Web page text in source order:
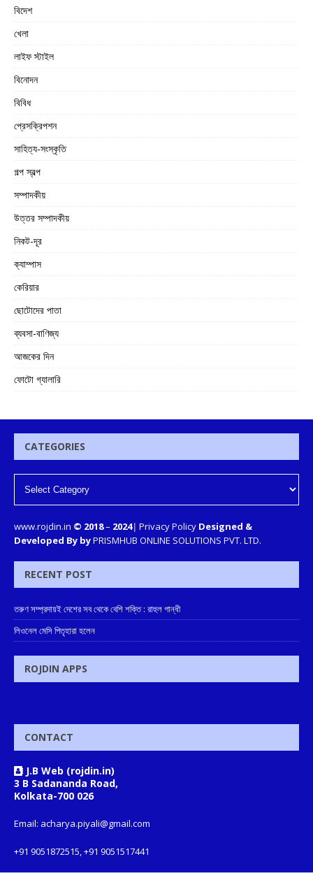
বিদেশ
খেলা
লাইফ স্টাইল
বিনোদন
বিবিধ
প্রেসক্রিপশন
সাহিত্য-সংস্কৃতি
গল্প স্বল্প
সম্পাদকীয়
উত্তর সম্পাদকীয়
নিকট-দূর
ক্যাম্পাস
কেরিয়ার
ছোটোদের পাতা
ব্যবসা-বাণিজ্য
আজকের দিন
ফোটো গ্যালারি
CATEGORIES
www.rojdin.in © 2018– 2024| Privacy Policy Designed &
Developed By byPRISMHUB ONLINE SOLUTIONS PVT. LTD.
RECENT POST
তরুণ সম্প্রদায়ই দেশের সব থেকে বেশি শক্তি : রাহুল গান্ধী
লিওনেল মেসি পিতৃহারা হলেন
ROJDIN APPS
CONTACT
J.B Web (rojdin.in)
3 B Sadananda Road,
Kolkata-700 026
Email: acharya.piyali@gmail.com
+91 9051872515, +91 9051517441